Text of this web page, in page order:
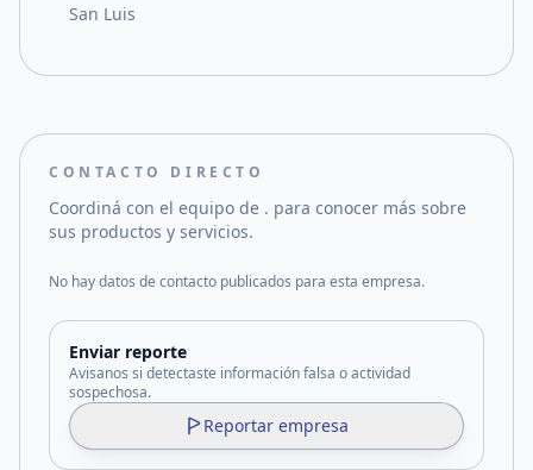
San Luis
CONTACTO DIRECTO
Coordiná con el equipo de . para conocer más sobre
sus productos y servicios.
No hay datos de contacto publicados para esta empresa.
Enviar reporte
Avisanos si detectaste información falsa o actividad
sospechosa.
Reportar empresa